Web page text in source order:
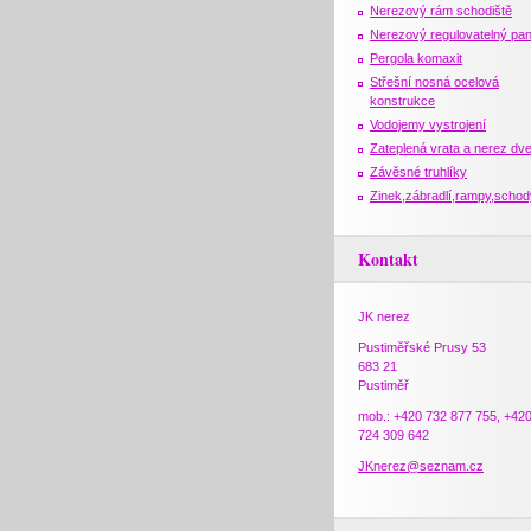
Nerezový rám schodiště
Nerezový regulovatelný
Pergola komaxit
Střešní nosná ocelová
konstrukce
Vodojemy vystrojení
Zateplená vrata a nerez
Závěsné truhlíky
Kontakt
JK nerez
Pustiměřské Prusy 53
683 21
Pustiměř
mob.: +420 732 877 755, +420
724 309 642
JKnerez@seznam.cz